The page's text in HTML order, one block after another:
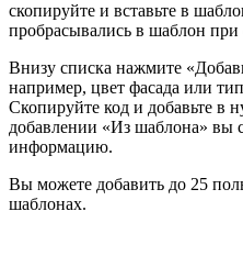
скопируйте и вставьте в
пробрасывались в шаблон
Внизу списка нажмите
например, цвет фасада или
Скопируйте код и добавьте в
добавлении «Из шаблона» вы
информацию.
Вы можете добавить до 25
шаблонах.